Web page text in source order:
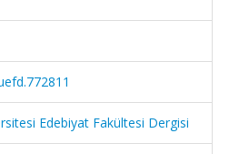
Edebiyat Fakültesi Dergisi